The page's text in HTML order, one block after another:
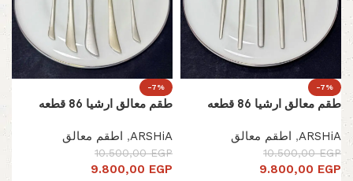
-7%
طقم معالق ارشيا 86 قطعه
ARSHiA
, اطقم معالق
10.500,00EGP
9.800,00 EGP
-7%
طقم معالق ارشيا 86 قطعه
ARSHiA
, اطقم معالق
10.500,00EGP
9.800,00 EGP